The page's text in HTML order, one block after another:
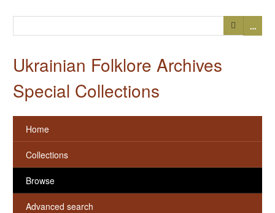
…
Ukrainian Folklore Archives
Special Collections
Home
Collections
Browse
Advanced search